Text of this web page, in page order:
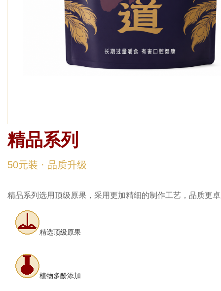
精品系列
50元装 · 品质升级
精品系列选用顶级原果，采用更加精细的制作工艺，品质
精选顶级原果
植物多酚添加